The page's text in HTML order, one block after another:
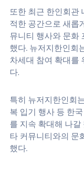
또한 최근 한인회관
적한 공간으로 새롭
뮤니티 행사와 문화
했다. 뉴저지한인회
차세대 참여 확대를
다.
특히 뉴저지한인회
복 입기 행사 등 한
를 지속 확대해 나
타 커뮤니티와의 문
했다.